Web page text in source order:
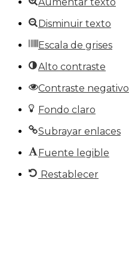
Aumentar texto
Disminuir texto
Escala de grises
Alto contraste
Contraste negativo
Fondo claro
Subrayar enlaces
Fuente legible
Restablecer